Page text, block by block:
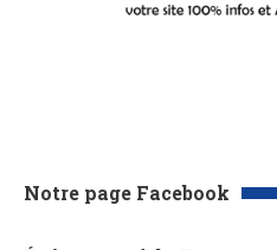
Notre page Facebook